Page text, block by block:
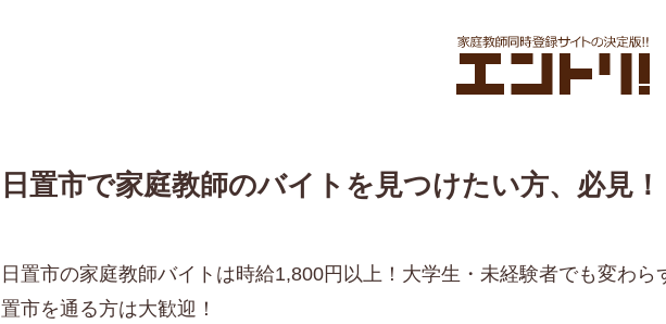
日置市で家庭教師のバイトを見つけたい方、必見！
日置市の家庭教師バイトは時給1,800円以上！大学生・未経験者でも変わ
置市を通る方は大歓迎！